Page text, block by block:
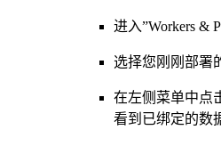
进入”Workers &
选择您刚刚部署
在左侧菜单中点
看到已绑定的数